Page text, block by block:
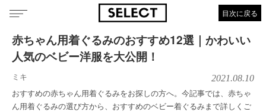
目次に戻る
赤ちゃん用着ぐるみのおすすめ12選｜かわいい
人気のベビー洋服を大公開！
ミキ 2021.08.10
おすすめの赤ちゃん用着ぐるみをお探しの方へ。今記事では、赤ちゃ
ん用着ぐるみの選び方から、おすすめのベビー着ぐるみまで詳しくご